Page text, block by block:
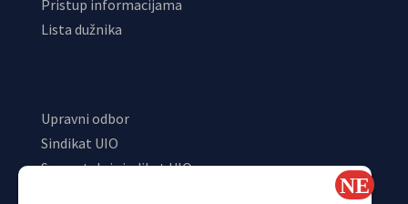
Pristup informacijama
Lista dužnika
Upravni odbor
Sindikat UIO
Samostalni sindikat UIO